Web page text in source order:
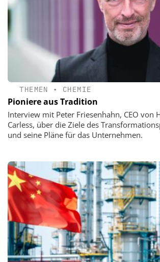
THEMEN • CHEMIE
Pioniere aus Tradition
Interview mit Peter Friesenhahn, CEO von
Carless, über die Ziele des
und seine Pläne für das Unternehmen.